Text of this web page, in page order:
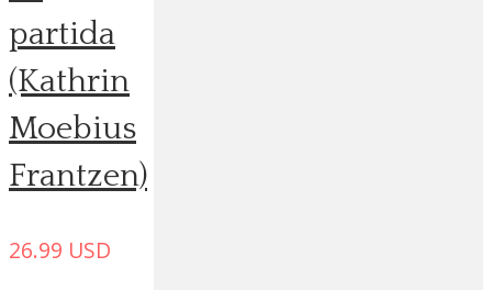
partida
(Kathrin
Moebius
Frantzen)
26.99 USD